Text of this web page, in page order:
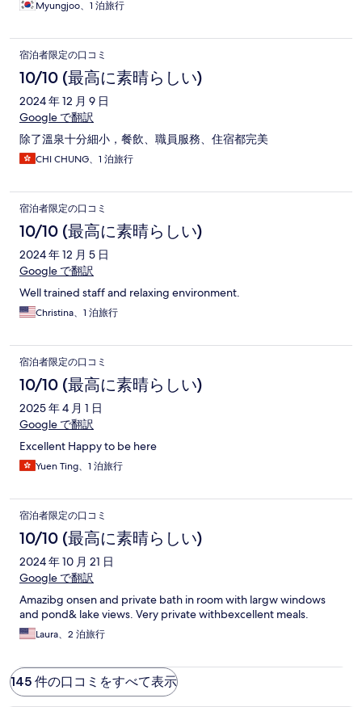
Myungjoo、1 泊旅行
宿泊者限定の口コミ
10/10 (最高に素晴らしい)
2024 年 12 月 9 日
Google で翻訳
除了溫泉十分細小，餐飲、職員服務、住宿都完美
CHI CHUNG、1 泊旅行
宿泊者限定の口コミ
10/10 (最高に素晴らしい)
2024 年 12 月 5 日
Google で翻訳
Well trained staff and relaxing environment.
Christina、1 泊旅行
宿泊者限定の口コミ
10/10 (最高に素晴らしい)
2025 年 4 月 1 日
Google で翻訳
Excellent Happy to be here
Yuen Ting、1 泊旅行
宿泊者限定の口コミ
10/10 (最高に素晴らしい)
2024 年 10 月 21 日
Google で翻訳
Amazibg onsen and private bath in room with largw windows
and pond& lake views. Very private withbexcellent meals.
Laura、2 泊旅行
145 件の口コミをすべて表示